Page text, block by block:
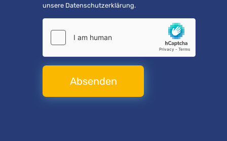
unsere Datenschutzerklärung.
Absenden